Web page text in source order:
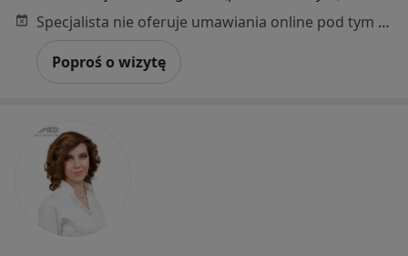
Specjalista nie oferuje umawiania online pod tym adresem.
Poproś o wizytę